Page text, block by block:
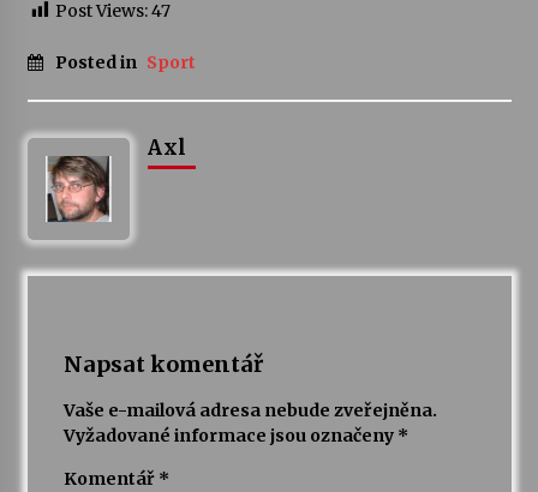
Post Views:47
Posted in Sport
Axl
Napsat komentář
Vaše e-mailová adresa nebude zveřejněna.
Vyžadované informace jsou označeny *
Komentář *